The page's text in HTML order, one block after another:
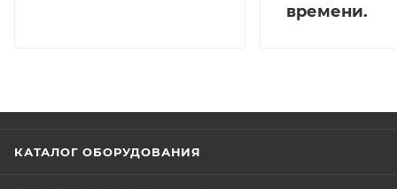
времени.
КАТАЛОГ ОБОРУДОВАНИЯ